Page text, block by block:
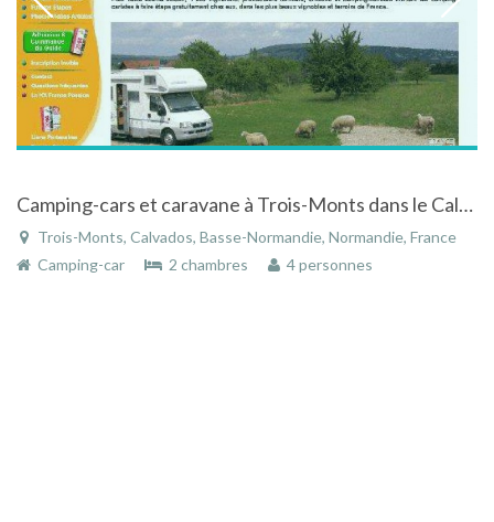
Camping-cars et caravane à Trois-Monts dans le Calvados en Normandie
Trois-Monts, Calvados, Basse-Normandie, Normandie, France
Camping-car
2 chambres 4 personnes